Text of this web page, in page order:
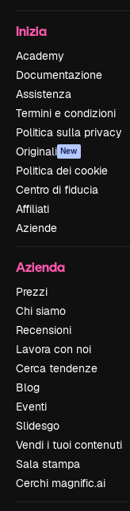
Inizia
Academy
Documentazione
Assistenza
Termini e condizioni
Politica sulla privacy
Originali New
Politica dei cookie
Centro di fiducia
Affiliati
Aziende
Azienda
Prezzi
Chi siamo
Recensioni
Lavora con noi
Cerca tendenze
Blog
Eventi
Slidesgo
Vendi i tuoi contenuti
Sala stampa
Cerchi magnific.ai